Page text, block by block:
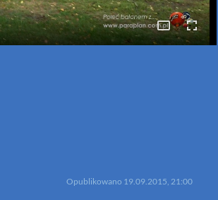
Opublikowano 19.09.2015, 21:00